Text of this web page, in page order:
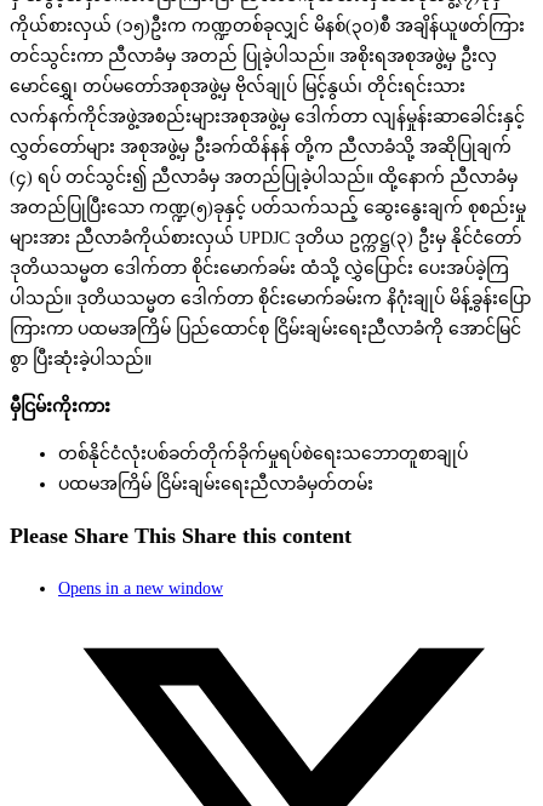
ကိုယ်စားလှယ် (၁၅)ဦးက ကဏ္ဍတစ်ခုလျှင် မိနစ်(၃၀)စီ အချိန်ယူဖတ်ကြား
တင်သွင်းကာ ညီလာခံမှ အတည် ပြုခဲ့ပါသည်။ အစိုးရအစုအဖွဲ့မှ ဦးလှ
မောင်ရွှေ၊ တပ်မတော်အစုအဖွဲ့မှ ဗိုလ်ချုပ် မြင့်နွယ်၊ တိုင်းရင်းသား
လက်နက်ကိုင်အဖွဲ့အစည်းများအစုအဖွဲ့မှ ဒေါက်တာ လျန်မှုန်းဆာခေါင်းနှင့်
လွှတ်တော်များ အစုအဖွဲ့မှ ဦးခက်ထိန်နန် တို့က ညီလာခံသို့ အဆိုပြုချက်
(၄) ရပ် တင်သွင်း၍ ညီလာခံမှ အတည်ပြုခဲ့ပါသည်။ ထို့နောက် ညီလာခံမှ
အတည်ပြုပြီးသော ကဏ္ဍ(၅)ခုနှင့် ပတ်သက်သည့် ဆွေးနွေးချက် စုစည်းမှု
များအား ညီလာခံကိုယ်စားလှယ် UPDJC ဒုတိယ ဥက္ကဋ္ဌ(၃) ဦးမှ နိုင်ငံတော်
ဒုတိယသမ္မတ ဒေါက်တာ စိုင်းမောက်ခမ်း ထံသို့ လွှဲပြောင်း ပေးအပ်ခဲ့ကြ
ပါသည်။ ဒုတိယသမ္မတ ဒေါက်တာ စိုင်းမောက်ခမ်းက နိဂုံးချုပ် မိန့်ခွန်းပြော
ကြားကာ ပထမအကြိမ် ပြည်ထောင်စု ငြိမ်းချမ်းရေးညီလာခံကို အောင်မြင်
စွာ ပြီးဆုံးခဲ့ပါသည်။
မှီငြမ်းကိုးကား
တစ်နိုင်ငံလုံးပစ်ခတ်တိုက်ခိုက်မှုရပ်စဲရေးသဘောတူစာချုပ်
ပထမအကြိမ် ငြိမ်းချမ်းရေးညီလာခံမှတ်တမ်း
Please Share This Share this content
Opens in a new window